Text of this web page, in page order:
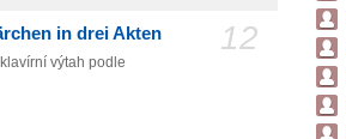
12
in drei Akten
výtah podle